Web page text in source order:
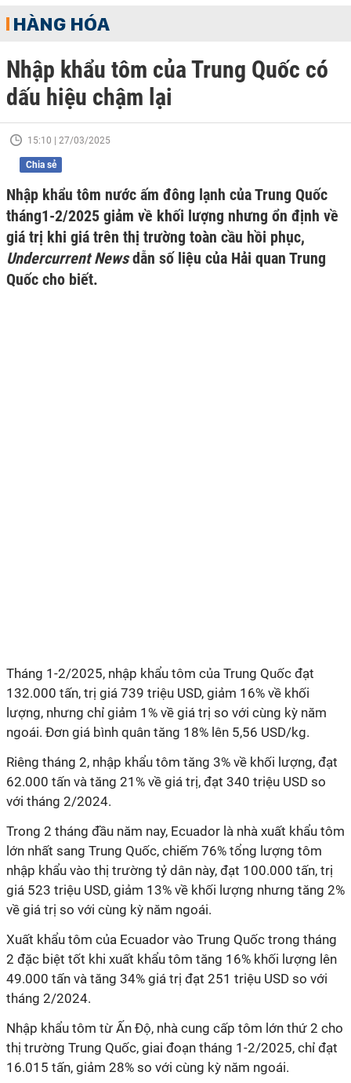
HÀNG HÓA
Nhập khẩu tôm của Trung Quốc có
dấu hiệu chậm lại
15:10 | 27/03/2025
Chia sẻ
Nhập khẩu tôm nước ấm đông lạnh của Trung Quốc
tháng1-2/2025 giảm về khối lượng nhưng ổn định về
giá trị khi giá trên thị trường toàn cầu hồi phục,
Undercurrent Newsdẫn số liệu của Hải quan Trung
Quốc cho biết.
Tháng 1-2/2025, nhập khẩu tôm của Trung Quốc đạt
132.000 tấn, trị giá 739 triệu USD, giảm 16% về khối
lượng, nhưng chỉ giảm 1% về giá trị so với cùng kỳ năm
ngoái. Đơn giá bình quân tăng 18% lên 5,56 USD/kg.
Riêng tháng 2, nhập khẩu tôm tăng 3% về khối lượng, đạt
62.000 tấn và tăng 21% về giá trị, đạt 340 triệu USD so
với tháng 2/2024.
Trong 2 tháng đầu năm nay, Ecuador là nhà xuất khẩu tôm
lớn nhất sang Trung Quốc, chiếm 76% tổng lượng tôm
nhập khẩu vào thị trường tỷ dân này, đạt 100.000 tấn, trị
giá 523 triệu USD, giảm 13% về khối lượng nhưng tăng 2%
về giá trị so với cùng kỳ năm ngoái.
Xuất khẩu tôm của Ecuador vào Trung Quốc trong tháng
2 đặc biệt tốt khi xuất khẩu tôm tăng 16% khối lượng lên
49.000 tấn và tăng 34% giá trị đạt 251 triệu USD so với
tháng 2/2024.
Nhập khẩu tôm từ Ấn Độ, nhà cung cấp tôm lớn thứ 2 cho
thị trường Trung Quốc, giai đoạn tháng 1-2/2025, chỉ đạt
16.015 tấn, giảm 28% so với cùng kỳ năm ngoái.